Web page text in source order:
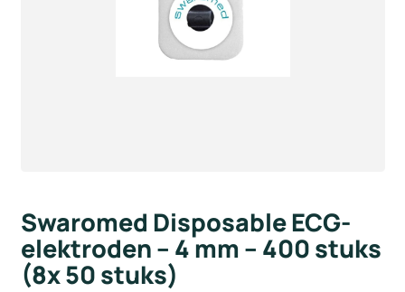
Swaromed Disposable ECG-
elektroden – 4 mm – 400 stuks
(8x 50 stuks)